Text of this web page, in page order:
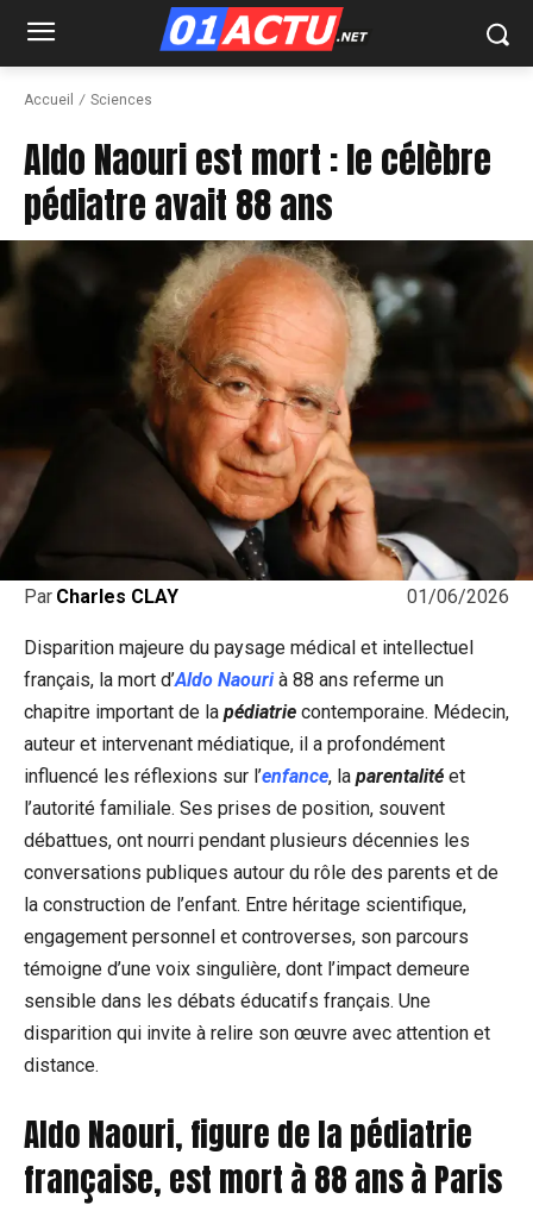
Accueil Sciences
Aldo Naouri est mort : le célèbre
pédiatre avait 88 ans
01/06/2026
Par Charles CLAY
Disparition majeure du paysage médical et intellectuel
français, la mort d’Aldo Naourià 88 ans referme un
chapitre important de la pédiatrie contemporaine. Médecin,
auteur et intervenant médiatique, il a profondément
influencé les réflexions sur l’enfance, la parentalité et
l’autorité familiale. Ses prises de position, souvent
débattues, ont nourri pendant plusieurs décennies les
conversations publiques autour du rôle des parents et de
la construction de l’enfant. Entre héritage scientifique,
engagement personnel et controverses, son parcours
témoigne d’une voix singulière, dont l’impact demeure
sensible dans les débats éducatifs français. Une
disparition qui invite à relire son œuvre avec attention et
distance.
Aldo Naouri, figure de la pédiatrie
française, est mort à 88 ans à Paris